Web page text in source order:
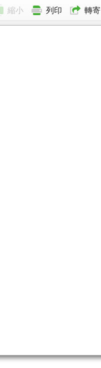
縮小 列印 轉寄